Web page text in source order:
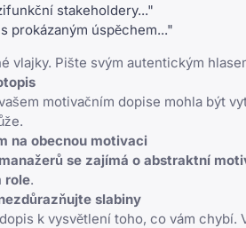
stakeholdery..."
prokázaným úspěchem..."
vlajky. Pište svým autentickým
motivačním dopise mohla být
na obecnou motivaci
se zajímá o abstraktní
role.
slabiny
k vysvětlení toho, co vám chybí.